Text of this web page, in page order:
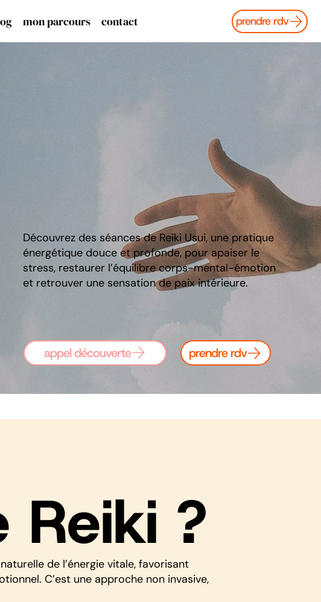
mon parcours contact prendre rdv
Découvrez des séances de Reiki Usui, une pratique
énergétique douce et profonde, pour apaiser le
stress, restaurer l’équilibre corps-mental-émotion
et retrouver une sensation de paix intérieure.
appel découverte prendre rdv
Reiki ?
de l’énergie vitale, favorisant
C’est une approche non invasive,